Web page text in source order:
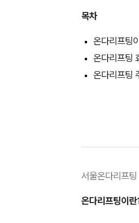
목차
온다리프팅
온다리프팅
온다리프팅
서울온다리프팅
온다리프팅이